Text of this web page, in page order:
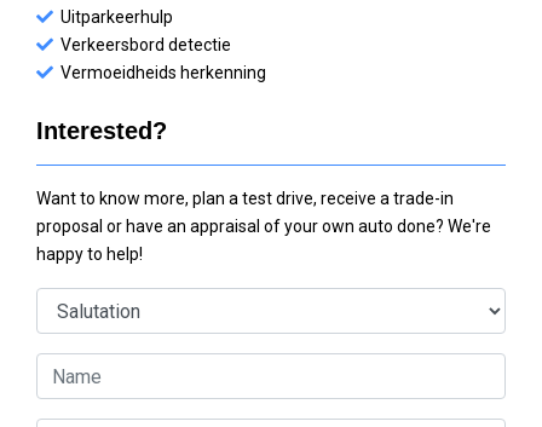
Uitparkeerhulp
Verkeersbord detectie
Vermoeidheids herkenning
Interested?
Want to know more, plan a test drive, receive a trade-in
proposal or have an appraisal of your own auto done? We're
happy to help!